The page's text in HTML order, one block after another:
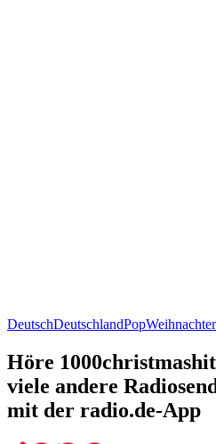
DeutschDeutschlandPop
Höre
viele andere
mit der radio.de-App